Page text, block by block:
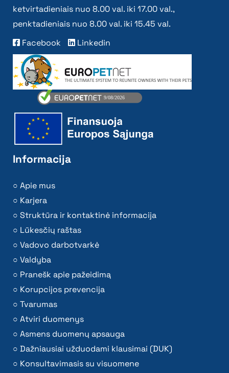
ketvirtadieniais nuo 8.00 val. iki 17.00 val.,
penktadieniais nuo 8.00 val. iki 15.45 val.
Facebook
Linkedin
Informacija
Apie mus
Karjera
Struktūra ir kontaktinė informacija
Lūkesčių raštas
Vadovo darbotvarkė
Valdyba
Pranešk apie pažeidimą
Korupcijos prevencija
Tvarumas
Atviri duomenys
Asmens duomenų apsauga
Dažniausiai užduodami klausimai (DUK)
Konsultavimasis su visuomene